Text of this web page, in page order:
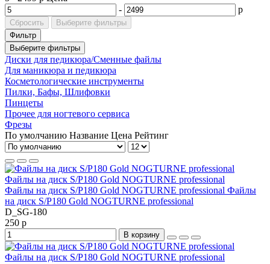
-
р
Сбросить
Выберите фильтры
Фильтр
Выберите фильтры
Диски для педикюра/Сменные файлы
Для маникюра и педикюра
Косметологические инструменты
Пилки, Бафы, Шлифовки
Пинцеты
Прочее для ногтевого сервиса
Фрезы
По умолчанию Название Цена Рейтинг
Файлы на диск S/P180 Gold NOGTURNE professional Файлы
на диск S/P180 Gold NOGTURNE professional
D_SG-180
250 р
В корзину